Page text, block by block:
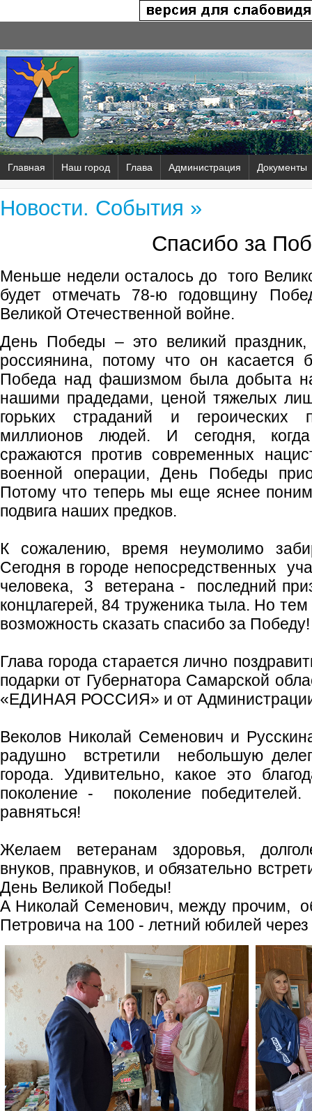
Главная Наш город Глава Администрация Документы
Новости. События »
Спасибо за
Меньше недели осталось до того
будет отмечать 78-ю годовщину
Великой Отечественной войне.
День Победы – это великий праздник,
россиянина, потому что он касается
Победа над фашизмом была добыта
нашими прадедами, ценой тяжелых
горьких страданий и героических
миллионов людей. И сегодня,
сражаются против современных
военной операции, День Победы
Потому что теперь мы еще яснее
подвига наших предков.
К сожалению, время неумолимо
Сегодня в городе непосредственных
человека, 3 ветерана - последний
концлагерей, 84 труженика тыла. Но
возможность сказать спасибо за Победу!
Глава города старается лично
подарки от Губернатора Самарской
«ЕДИНАЯ РОССИЯ» и от Администрации
Веколов Николай Семенович и
радушно встретили небольшую
города. Удивительно, какое это
поколение - поколение
равняться!
Желаем ветеранам здоровья,
внуков, правнуков, и обязательно
День Великой Победы!
А Николай Семенович, между прочим,
Петровича на 100 - летний юбилей